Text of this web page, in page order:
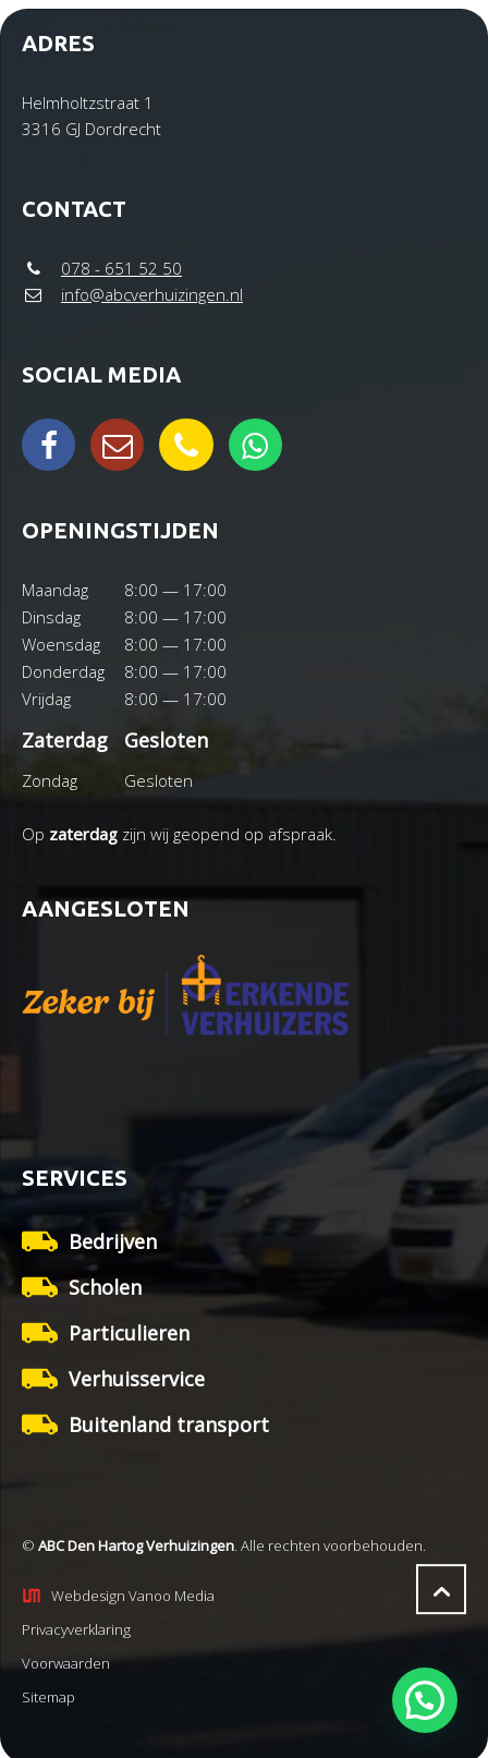
ADRES
Helmholtzstraat 1
3316 GJ Dordrecht
CONTACT
078 - 651 52 50
info@abcverhuizingen.nl
SOCIAL MEDIA
OPENINGSTIJDEN
Maandag
8:00 — 17:00
Dinsdag
8:00 — 17:00
Woensdag
8:00 — 17:00
Donderdag
8:00 — 17:00
Vrijdag
8:00 — 17:00
Zaterdag Gesloten
Zondag Gesloten
Op zaterdag zijn wij geopend op afspraak.
AANGESLOTEN
SERVICES
Bedrijven
Scholen
Particulieren
Verhuisservice
Buitenland transport
© ABC Den Hartog Verhuizingen. Alle rechten voorbehouden.
Webdesign Vanoo Media
Privacyverklaring
Voorwaarden
Sitemap